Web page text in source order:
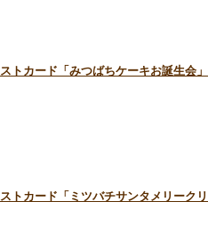
トカード「みつばちケーキお誕生会
トカード「ミツバチサンタメリーク